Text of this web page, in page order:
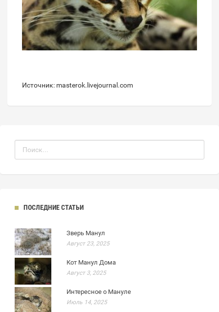
Источник: masterok.livejournal.com
ПОСЛЕДНИЕ СТАТЬИ
Зверь Манул
Август 23, 2025
Кот Манул Дома
Август 3, 2025
Интересное о Мануле
Июль 14, 2025